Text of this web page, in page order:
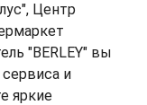
Центр
"BERLEY" вы
и
яркие